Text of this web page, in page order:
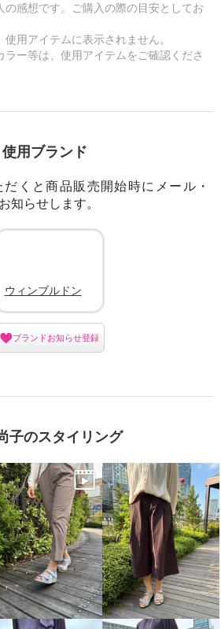
感想です。ご購入の際の目安としてお
用アイテムに表示されません。
ー等は、使用アイテムをご確認くださ
使用ブランド
だくと商品販売開始時にメール・
知らせします。
ウィンブルドン
ブランドお知らせ登録
子のスタイリング